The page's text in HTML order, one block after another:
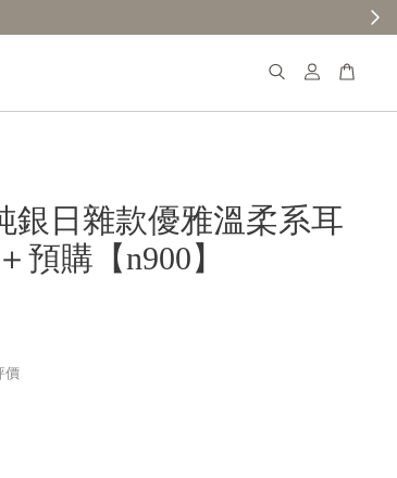
銀日雜款優雅溫柔系耳
預購【n900】
價